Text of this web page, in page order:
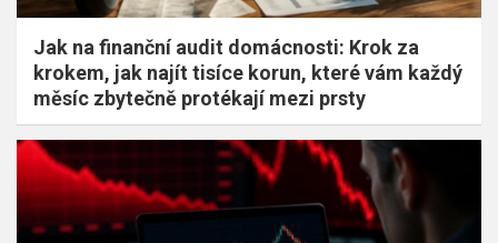
Jak na finanční audit domácnosti: Krok za
krokem, jak najít tisíce korun, které vám každý
měsíc zbytečně protékají mezi prsty